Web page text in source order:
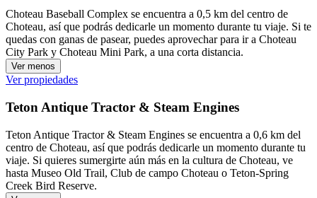
Choteau Baseball Complex se encuentra a 0,5 km del centro de
Choteau, así que podrás dedicarle un momento durante tu viaje. Si te
quedas con ganas de pasear, puedes aprovechar para ir a Choteau
City Park y Choteau Mini Park, a una corta distancia.
Ver menos
Ver propiedades
Teton Antique Tractor & Steam Engines
Teton Antique Tractor & Steam Engines se encuentra a 0,6 km del
centro de Choteau, así que podrás dedicarle un momento durante tu
viaje. Si quieres sumergirte aún más en la cultura de Choteau, ve
hasta Museo Old Trail, Club de campo Choteau o Teton-Spring
Creek Bird Reserve.